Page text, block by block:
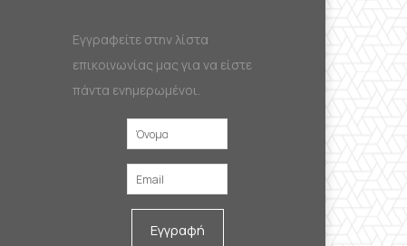
Εγγραφείτε στην λίστα
επικοινωνίας μας για να είστε
πάντα ενημερωμένοι.
Εγγραφή